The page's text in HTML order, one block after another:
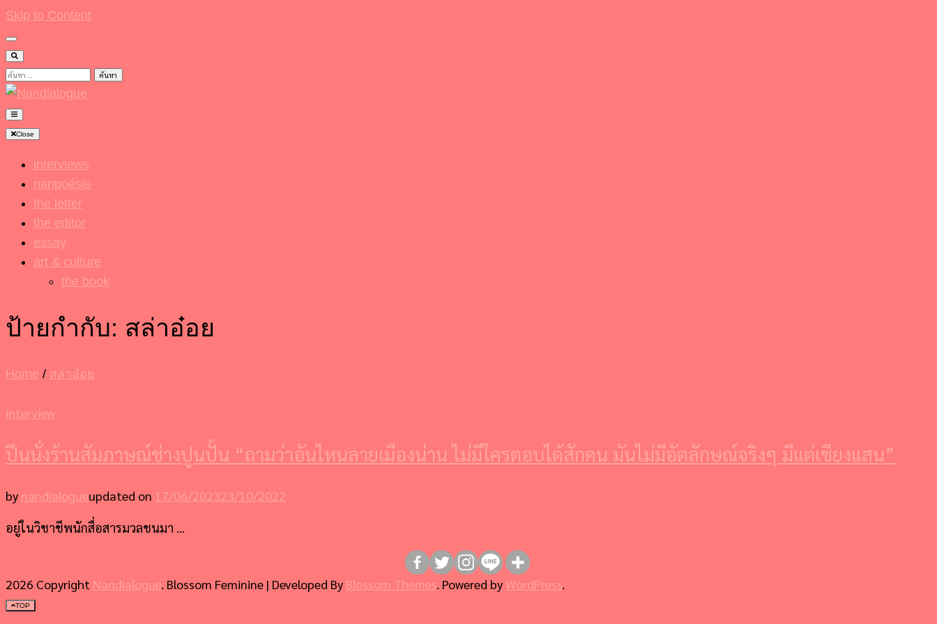
Skip to Content
ค้นหา
สำหรับ:
Nandialogue
Close
interviews
nanpoésie
the letter
the editor
essay
art & culture
the book
ป้ายกำกับ: สล่าอ๋อย
Home / สล่าอ๋อย
interview
ปีนนั่งร้านสัมภาษณ์ช่างปูนปั้น “ถามว่าอันไหนลายเมืองน่าน ไม่มีใครตอบได้สักคน มันไม่มีอัตลักษณ์จริงๆ มีแต่เชียงแสน”
by nandialogueupdated on 17/06/202323/10/2022
อยู่ในวิชาชีพนักสื่อสารมวลชนมา …
2026 Copyright Nandialogue. Blossom Feminine | Developed By Blossom Themes. Powered by WordPress.
TOP